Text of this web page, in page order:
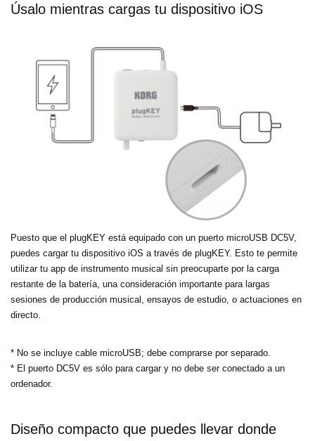
Úsalo mientras cargas tu dispositivo iOS
Puesto que el plugKEY está equipado con un puerto microUSB DC5V,
puedes cargar tu dispositivo iOS a través de plugKEY. Esto te permite
utilizar tu app de instrumento musical sin preocuparte por la carga
restante de la batería, una consideración importante para largas
sesiones de producción musical, ensayos de estudio, o actuaciones en
directo.
* No se incluye cable microUSB; debe comprarse por separado.
* El puerto DC5V es sólo para cargar y no debe ser conectado a un
ordenador.
Diseño compacto que puedes llevar donde